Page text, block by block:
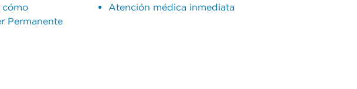
cómo
Permanente
Atención médica inmediata